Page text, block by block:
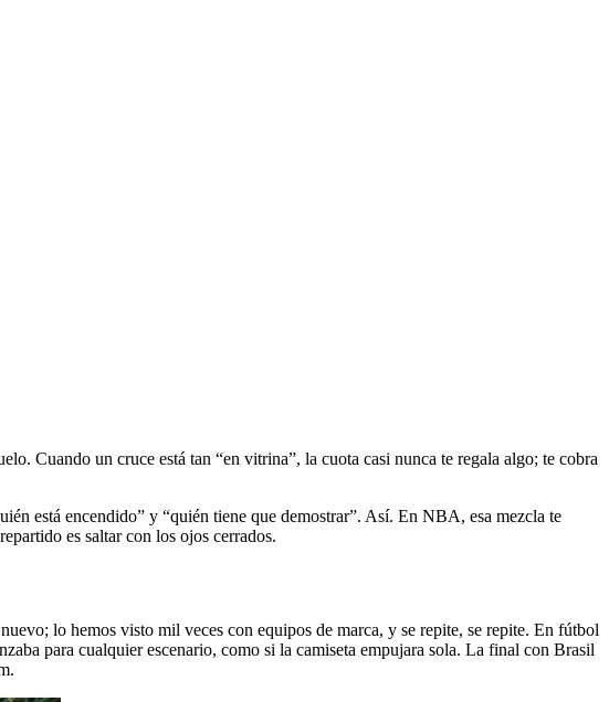
Cuando un cruce está tan “en vitrina”, la cuota casi nunca te regala algo; te cobra
está encendido” y “quién tiene que demostrar”. Así. En NBA, esa mezcla te
es saltar con los ojos cerrados.
lo hemos visto mil veces con equipos de marca, y se repite, se repite. En fútbol
para cualquier escenario, como si la camiseta empujara sola. La final con Brasil